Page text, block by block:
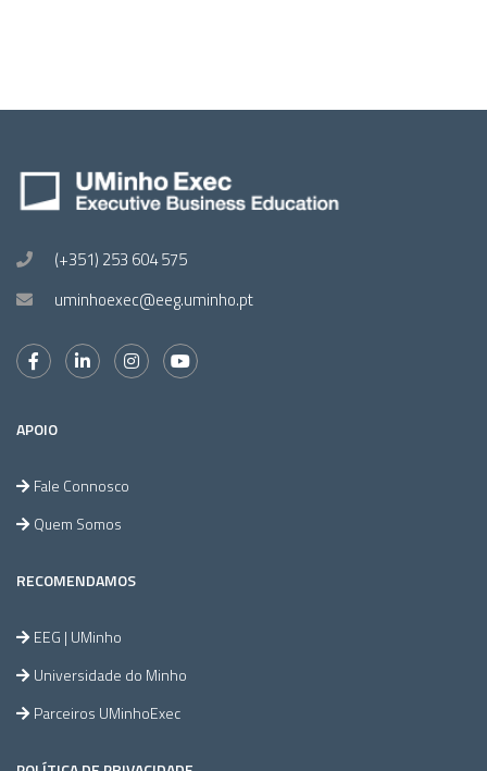
(+351) 253 604 575
uminhoexec@eeg.uminho.pt
APOIO
Fale Connosco
Quem Somos
RECOMENDAMOS
EEG | UMinho
Universidade do Minho
Parceiros UMinhoExec